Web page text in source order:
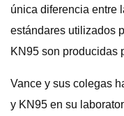
única diferencia entre
estándares utilizados
KN95 son producidas
Vance y sus colegas
y KN95 en su